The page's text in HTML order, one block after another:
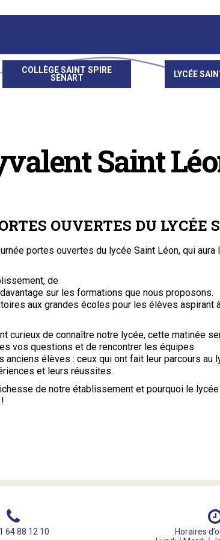
COLLÈGE SAINT SPIRE
SÉNART
LYCÉE
Saint
OUVERTES DU LYCÉE
portes ouvertes du lycée Saint Léon, qui aura
de
sur les formations que nous proposons.
aux grandes écoles pour les élèves aspirant
curieux de connaître notre lycée, cette matinée
vos questions et de rencontrer les équipes
élèves : ceux qui ont fait leur parcours au
et leurs réussites.
de notre établissement et pourquoi le
64 88 12 10
Horaires